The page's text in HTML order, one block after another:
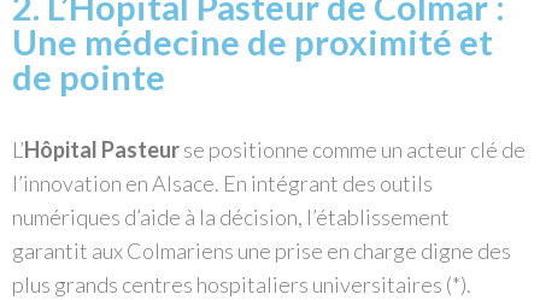
Une médecine de proximité et
de pointe
L’Hôpital Pasteurse positionne comme un acteur clé de
l’innovation en Alsace. En intégrant des outils
numériques d’aide à la décision, l’établissement
garantit aux Colmariens une prise en charge digne des
plus grands centres hospitaliers universitaires (*).